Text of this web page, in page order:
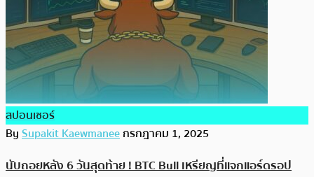
สปอนเซอร์
BySupakit Kaewmaneeกรกฎาคม 1, 2025
นับถอยหลัง 6 วันสุดท้าย ! BTC Bull เหรียญที่แจกแอร์ดรอป